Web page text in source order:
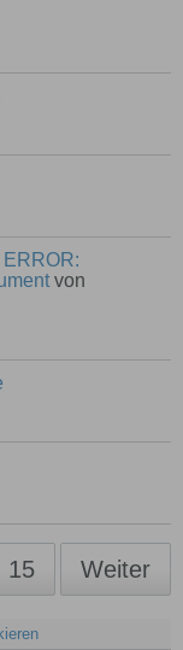
von
15 Weiter